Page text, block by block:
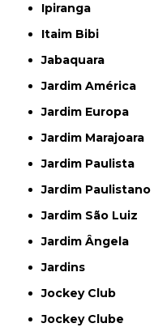
Ipiranga
Itaim Bibi
Jabaquara
Jardim América
Jardim Europa
Jardim Marajoara
Jardim Paulista
Jardim Paulistano
Jardim São Luiz
Jardim Ângela
Jardins
Jockey Club
Jockey Clube